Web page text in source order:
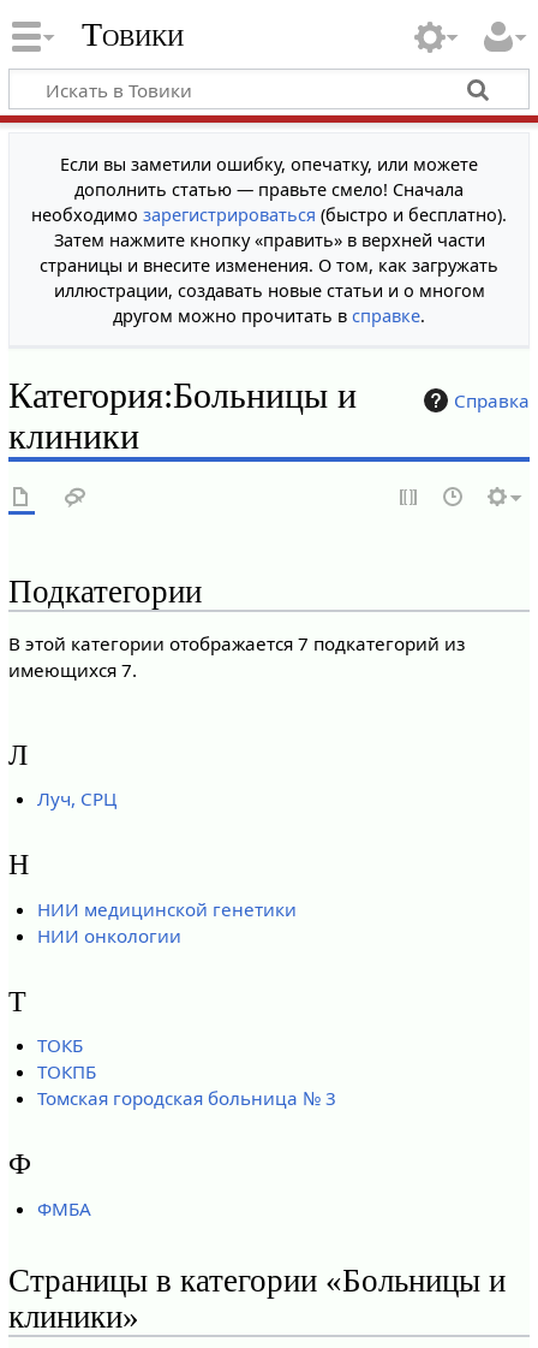
Товики
Если вы заметили ошибку, опечатку, или можете
дополнить статью — правьте смело! Сначала
необходимо зарегистрироваться (быстро и бесплатно).
Затем нажмите кнопку «править» в верхней части
страницы и внесите изменения. О том, как загружать
иллюстрации, создавать новые статьи и о многом
другом можно прочитать в справке.
Справка
Категория:Больницы и
клиники
Подкатегории
В этой категории отображается 7 подкатегорий из
имеющихся 7.
Л
Луч, СРЦ
Н
НИИ медицинской генетики
НИИ онкологии
Т
ТОКБ
ТОКПБ
Томская городская больница № 3
Ф
ФМБА
Страницы в категории «Больницы и
клиники»